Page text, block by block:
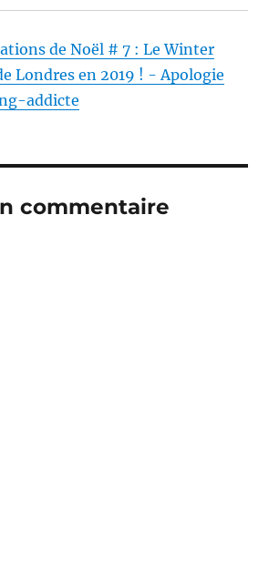
de Noël # 7 : Le Winter
Londres en 2019 ! - Apologie
addicte
commentaire